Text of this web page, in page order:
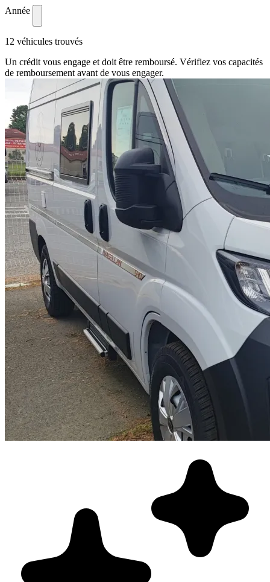
Année
12 véhicules trouvés
Un crédit vous engage et doit être remboursé. Vérifiez vos capacités
de remboursement avant de vous engager.